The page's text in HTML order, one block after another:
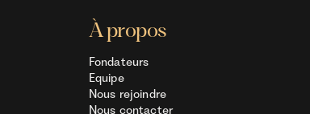
À propos
Fondateurs
Equipe
Nous rejoindre
Nous contacter